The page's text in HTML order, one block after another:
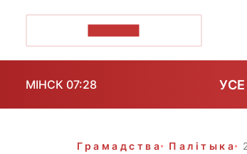
МІНСК 07:28
Грамадства Палітыка